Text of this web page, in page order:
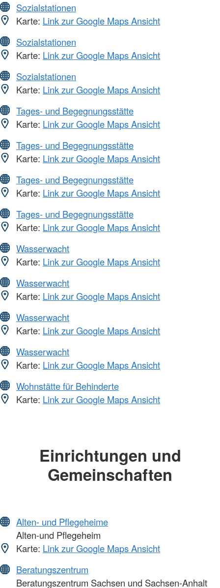
Sozialstationen
Karte: Link zur Google Maps Ansicht
Sozialstationen
Karte: Link zur Google Maps Ansicht
Sozialstationen
Karte: Link zur Google Maps Ansicht
Tages- und Begegnungsstätte
Karte: Link zur Google Maps Ansicht
Tages- und Begegnungsstätte
Karte: Link zur Google Maps Ansicht
Tages- und Begegnungsstätte
Karte: Link zur Google Maps Ansicht
Tages- und Begegnungsstätte
Karte: Link zur Google Maps Ansicht
Wasserwacht
Karte: Link zur Google Maps Ansicht
Wasserwacht
Karte: Link zur Google Maps Ansicht
Wasserwacht
Karte: Link zur Google Maps Ansicht
Wasserwacht
Karte: Link zur Google Maps Ansicht
Wohnstätte für Behinderte
Karte: Link zur Google Maps Ansicht
Einrichtungen und
Gemeinschaften
Alten- und Pflegeheime
Alten-und Pflegeheim
Karte: Link zur Google Maps Ansicht
Beratungszentrum
Beratungszentrum Sachsen und Sachsen-Anhalt